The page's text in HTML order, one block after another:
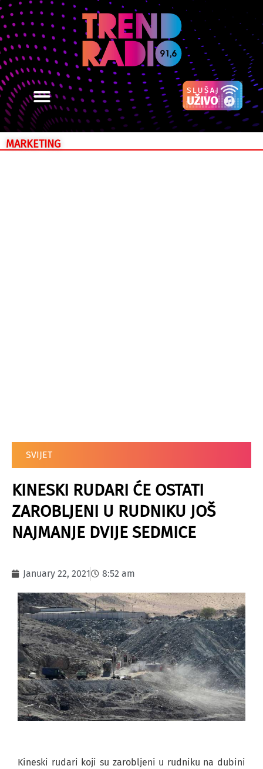
MARKETING
SVIJET
KINESKI RUDARI ĆE OSTATI
ZAROBLJENI U RUDNIKU JOŠ
NAJMANJE DVIJE SEDMICE
January 22, 2021 8:52 am
Kineski rudari koji su zarobljeni u rudniku na dubini